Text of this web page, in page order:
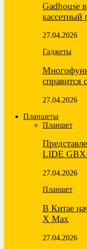
Gadhouse
27.04.2026
Гаджеты
справится
27.04.2026
Планшеты
Планшет
LIDE
27.04.2026
Планшет
В Китае
X Max
27.04.2026